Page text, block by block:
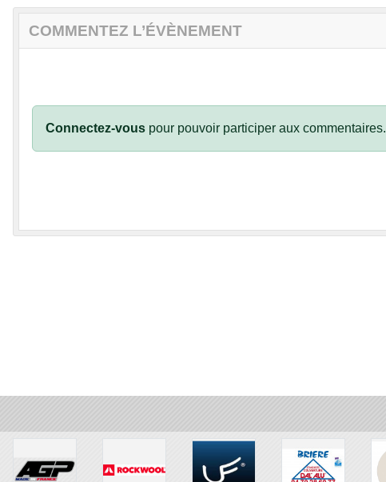
COMMENTEZ L’ÉVÈNEMENT
Connectez-vous pour pouvoir participer aux commentaires.